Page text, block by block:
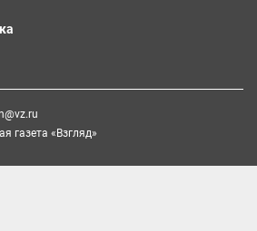
газета «Взгляд»